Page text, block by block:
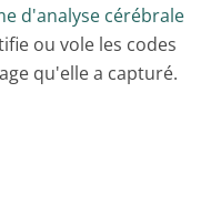
d'analyse cérébrale
ou vole les codes
qu'elle a capturé.